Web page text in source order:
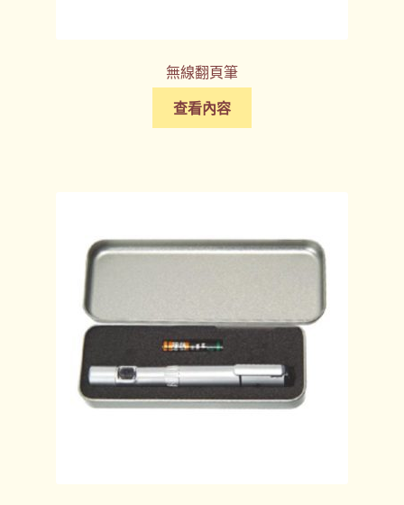
無線翻頁筆
查看內容